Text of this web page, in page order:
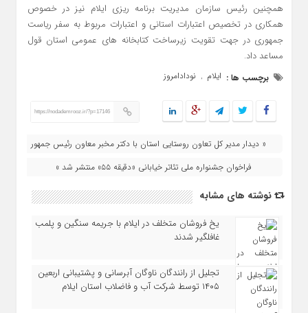
همچنین رئیس سازمان مدیریت برنامه ریزی ایلام نیز در خصوص
همکاری در تخصیص اعتبارات استانی و اعتبارات مربوط به سفر ریاست
جمهوری در جهت تقویت زیرساخت کتابخانه های عمومی استان قول
مساعد داد.
برچسب ها : ایلام , نودادامروز
https://nodademrooz.ir/?p=17146
« دیدار مدیر کل تعاون روستایی استان با دکتر مخبر معاون رئیس جمهور
فراخوان جشنواره ملی تئاتر خیابانی «دقیقه ۵۵» منتشر شد »
نوشته های مشابه
یخ‌ فروشان متخلف در ایلام با جریمه سنگین و پلمب
غافلگیر شدند
تجلیل از رانندگان ناوگان آبرسانی و پشتیبانی اربعین
۱۴۰۵ توسط شرکت آب و فاضلاب استان ایلام